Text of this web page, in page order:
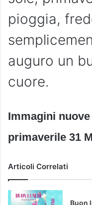
pioggia,
auguro un
cuore.
Immagini
primaverile 31
Articoli Correlati
Buon